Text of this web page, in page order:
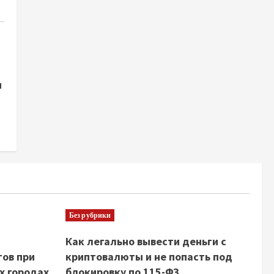
при
Без рубрики
Как легально вывести деньги с
криптовалюты и не попасть под